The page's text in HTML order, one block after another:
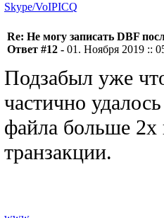
Skype/VoIPICQ
Re: Не могу записать DBF
Ответ #12 - 01. Ноября 2019 ::
Подзабыл уже
частично
файла больше 2х
транзакции.